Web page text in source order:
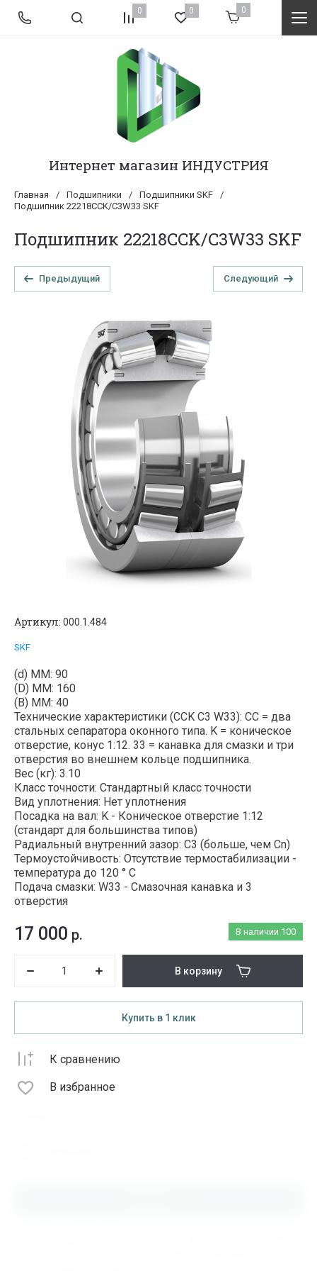
0 0 0
Интернет магазин ИНДУСТРИЯ
Главная / Подшипники / Подшипники SKF
/
Подшипник 22218CCK/C3W33 SKF
Подшипник 22218CCK/C3W33 SKF
Предыдущий Следующий
Артикул: 000.1.484
SKF
(d) ММ: 90
(D) ММ: 160
(B) MM: 40
Технические характеристики (CCK C3 W33): CC = два
стальных сепаратора оконного типа. K = коническое
отверстие, конус 1:12. 33 = канавка для смазки и три
отверстия во внешнем кольце подшипника.
Вес (кг): 3.10
Класс точности: Стандартный класс точности
Вид уплотнения: Нет уплотнения
Посадка на вал: K - Коническое отверстие 1:12
(стандарт для большинства типов)
Радиальный внутренний зазор: C3 (больше, чем Cn)
Термоустойчивость: Отсутствие термостабилизации -
температура до 120 ° C
Подача смазки: W33 - Смазочная канавка и 3
отверстия
В наличии 100
17 000 р.
В корзину
Купить в 1 клик
К сравнению
В избранное